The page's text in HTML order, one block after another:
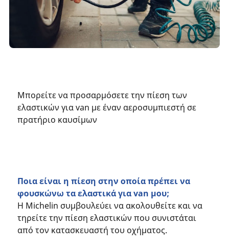
Μπορείτε να προσαρμόσετε την πίεση των
ελαστικών για van με έναν αεροσυμπιεστή σε
πρατήριο καυσίμων
Ποια είναι η πίεση στην οποία πρέπει να
φουσκώνω τα ελαστικά για van μου;
Η Michelin συμβουλεύει να ακολουθείτε και να
τηρείτε την πίεση ελαστικών που συνιστάται
από τον κατασκευαστή του οχήματος.